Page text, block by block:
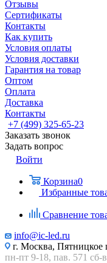
Отзывы
Сертификаты
Контакты
Как купить
Условия оплаты
Условия доставки
Гарантия на товар
Оптом
Оплата
Доставка
Контакты
+7 (499) 325-65-23
Заказать звонок
Задать вопрос
Войти
Корзина0
Избранные
Сравнение
info@ic-led.ru
г. Москва, Пятницкое
пн-пт 9-18, пав. 571 сб-